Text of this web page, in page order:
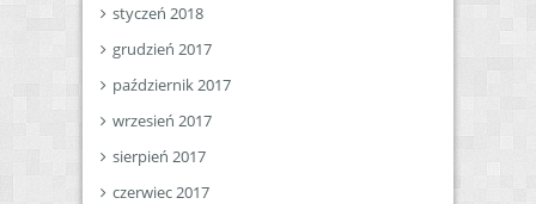
styczeń 2018
grudzień 2017
październik 2017
wrzesień 2017
sierpień 2017
czerwiec 2017